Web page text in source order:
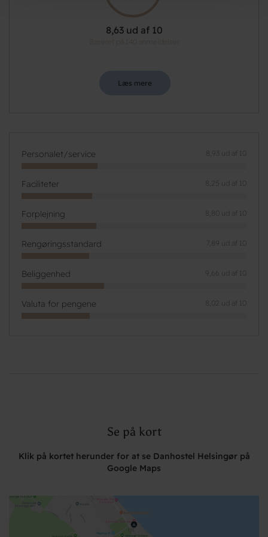
8,63 ud af 10
Baseret på 140 anmeldelser
Læs mere
Personalet/service 8,93 ud af 10
Faciliteter 8,25 ud af 10
Forplejning 8,80 ud af 10
Rengøringsstandard 7,89 ud af 10
Beliggenhed 9,66 ud af 10
Valuta for pengene 8,02 ud af 10
Se på kort
Klik på kortet herunder for at se Danhostel Helsingør på
Google Maps